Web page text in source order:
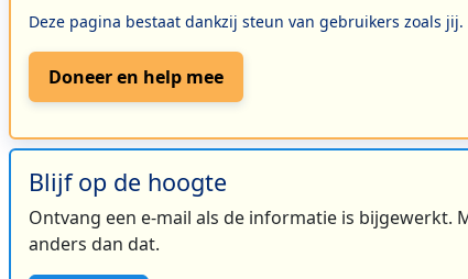
Deze pagina bestaat dankzij steun van gebruikers zoals jij.
Doneer en help mee
Blijf op de hoogte
Ontvang een e-mail als de informatie is bijgewerkt.
anders dan dat.